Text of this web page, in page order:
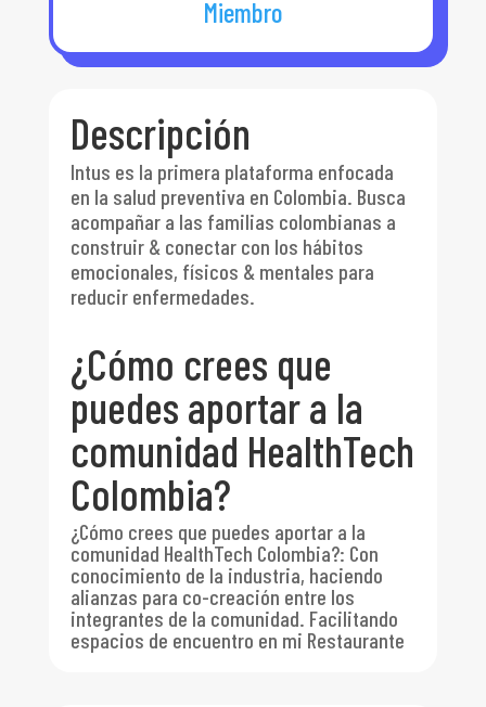
Miembro
Descripción
Intus es la primera plataforma enfocada
en la salud preventiva en Colombia. Busca
acompañar a las familias colombianas a
construir & conectar con los hábitos
emocionales, físicos & mentales para
reducir enfermedades.
¿Cómo crees que
puedes aportar a la
comunidad HealthTech
Colombia?
¿Cómo crees que puedes aportar a la
comunidad HealthTech Colombia?: Con
conocimiento de la industria, haciendo
alianzas para co-creación entre los
integrantes de la comunidad. Facilitando
espacios de encuentro en mi Restaurante